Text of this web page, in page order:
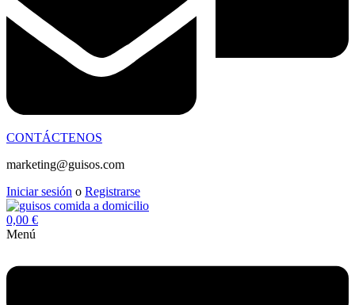
CONTÁCTENOS
marketing@guisos.com
Iniciar sesión o Registrarse
0,00 €
Menú